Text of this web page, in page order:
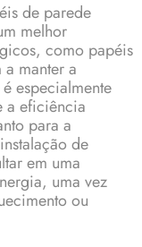
de parede
melhor
como papéis
manter a
especialmente
a eficiência
para a
de
em uma
uma vez
ou